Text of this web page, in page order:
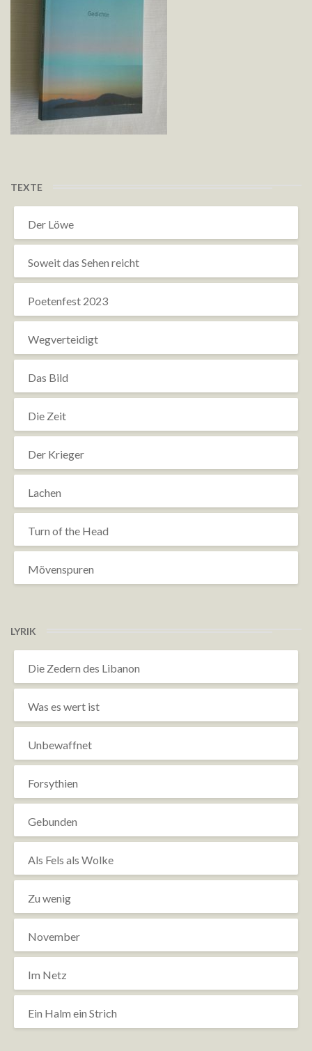
TEXTE
Der Löwe
Soweit das Sehen reicht
Poetenfest 2023
Wegverteidigt
Das Bild
Die Zeit
Der Krieger
Lachen
Turn of the Head
Mövenspuren
LYRIK
Die Zedern des Libanon
Was es wert ist
Unbewaffnet
Forsythien
Gebunden
Als Fels als Wolke
Zu wenig
November
Im Netz
Ein Halm ein Strich